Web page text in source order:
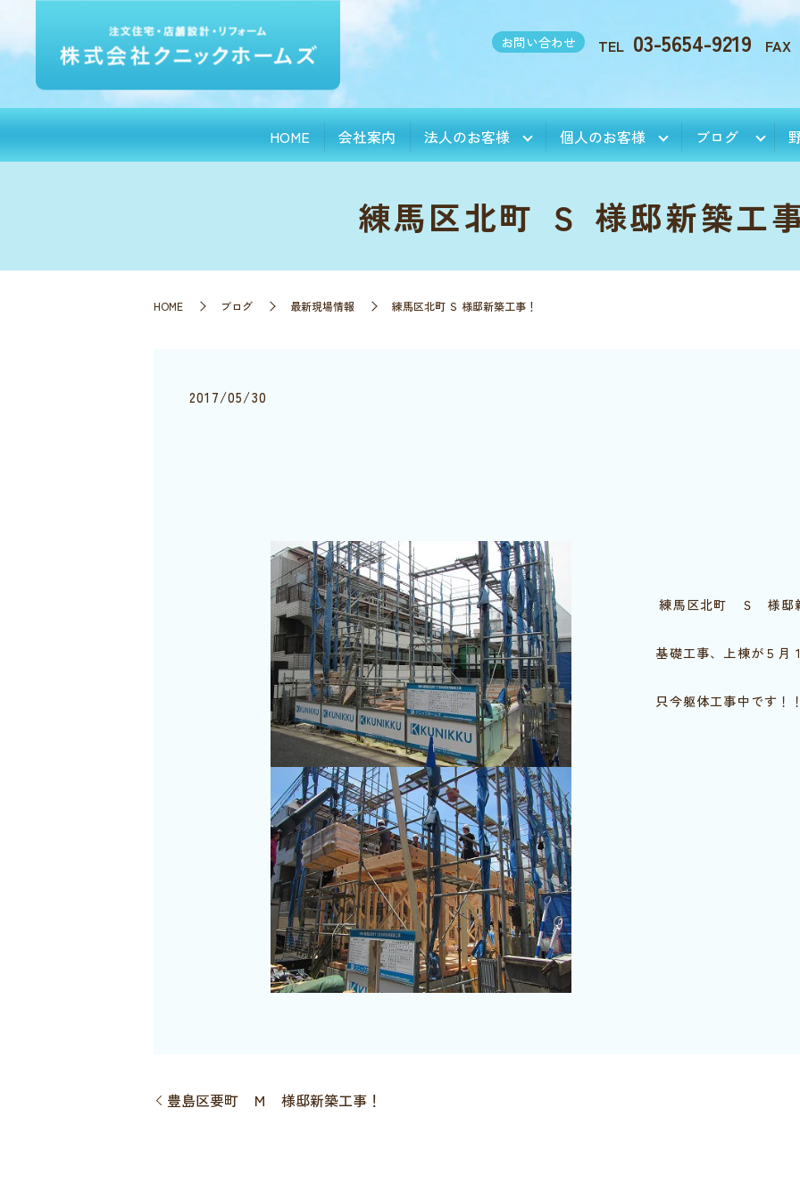
お問い合わせ TEL 03-5654-9219 FAX
HOME 会社案内 法人のお客様 個人のお客様 ブログ
練馬区北町 Ｓ 様邸新築工事
HOME ブログ 最新現場情報 練馬区北町 Ｓ 様邸新築工事！
2017/05/30
練馬区北町 Ｓ 様邸
基礎工事、上棟が５月
只今躯体工事中です！！
豊島区要町 Ｍ 様邸新築工事！